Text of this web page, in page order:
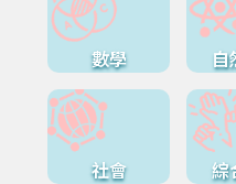
數學 自
社會 綜